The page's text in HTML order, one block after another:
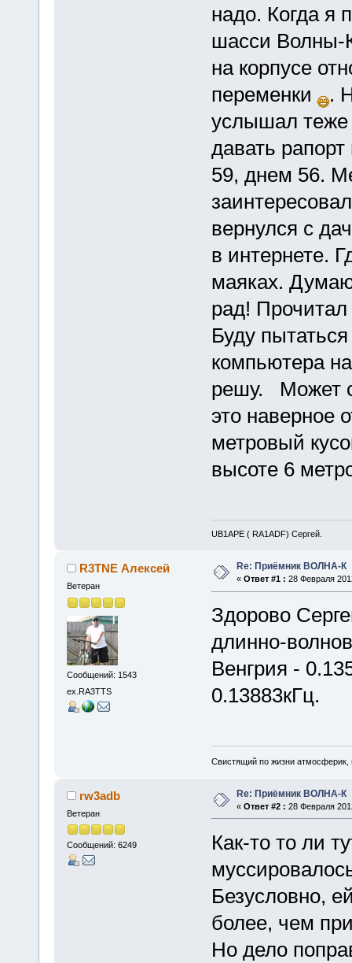
надо. Когда я
шасси Волны-
на корпусе
переменки
.
услышал теже
давать
59, днем 56.
вернулся с
в интернете.
маяках.
рад! Прочитал
Буду
компьютера
решу. Может
это наверное
метровый
высоте 6
UB1APE ( RA1ADF) Сергей.
R3TNE Алексей
Ветеран
Сообщений: 1543
ex.RA3TTS
Re: Приёмник ВОЛНА-К
« Ответ #1 : 28 Февраля
Здорово
длинно-
Венгрия -
0.13883кГц.
Свистящий по жизни
rw3adb
Ветеран
Сообщений: 6249
Re: Приёмник ВОЛНА-К
« Ответ #2 : 28 Февраля
Как-то то ли
Безусловно,
более, чем
Но дело